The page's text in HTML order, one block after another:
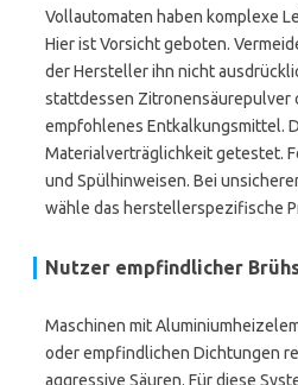
Vollautomaten haben komplexe
Hier ist Vorsicht geboten.
der Hersteller ihn nicht
stattdessen Zitronensäurepulver
empfohlenes Entkalkungsmittel.
Materialverträglichkeit getestet.
und Spülhinweisen. Bei
wähle das herstellerspezifische
Nutzer empfindlicher
Maschinen mit
oder empfindlichen Dichtungen
aggressive Säuren. Für diese